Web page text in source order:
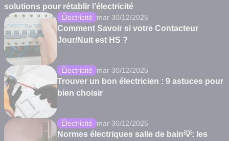
solutions pour rétablir l’électricité
Électricité mar 30/12/2025
Comment Savoir si votre Contacteur
Jour/Nuit est HS ?
Électricité mar 30/12/2025
Trouver un bon électricien : 9 astuces pour
bien choisir
Électricité mar 30/12/2025
Normes électriques salle de bain💡: les